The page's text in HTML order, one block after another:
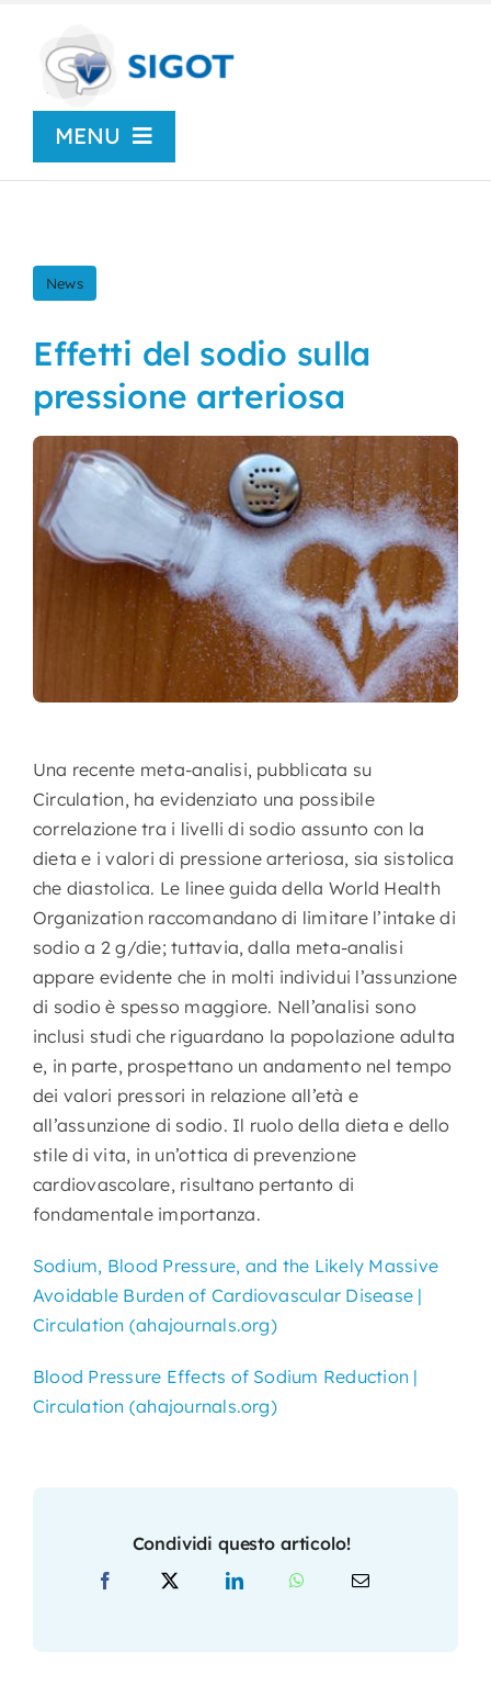
content
MENU
News
Congressi
Centro Studi
SIGOT Young
Nursing
Contatti
Area Soci
News
Effetti del sodio sulla
pressione arteriosa
Una recente meta-analisi, pubblicata su
Circulation, ha evidenziato una possibile
correlazione tra i livelli di sodio assunto con la
dieta e i valori di pressione arteriosa, sia sistolica
che diastolica. Le linee guida della World Health
Organization raccomandano di limitare l’intake di
sodio a 2 g/die; tuttavia, dalla meta-analisi
appare evidente che in molti individui l’assunzione
di sodio è spesso maggiore. Nell’analisi sono
inclusi studi che riguardano la popolazione adulta
e, in parte, prospettano un andamento nel tempo
dei valori pressori in relazione all’età e
all’assunzione di sodio. Il ruolo della dieta e dello
stile di vita, in un’ottica di prevenzione
cardiovascolare, risultano pertanto di
fondamentale importanza.
Sodium, Blood Pressure, and the Likely Massive
Avoidable Burden of Cardiovascular Disease |
Circulation (ahajournals.org)
Blood Pressure Effects of Sodium Reduction |
Circulation (ahajournals.org)
Condividi questo articolo!